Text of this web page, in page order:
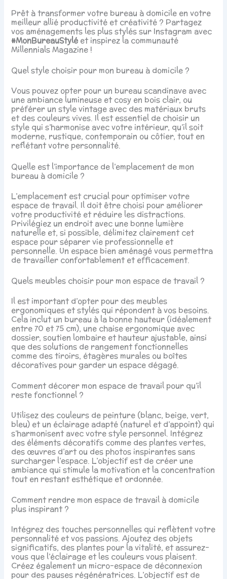
Prêt à transformer votre bureau à domicile en votre
meilleur allié productivité et créativité ? Partagez
vos aménagements les plus stylés sur Instagram avec
#MonBureauStyléet inspirez la communauté
Millennials Magazine !
Quel style choisir pour mon bureau à domicile ?
Vous pouvez opter pour un bureau scandinave avec
une ambiance lumineuse et cosy en bois clair, ou
préférer un style vintage avec des matériaux bruts
et des couleurs vives. Il est essentiel de choisir un
style qui s’harmonise avec votre intérieur, qu’il soit
moderne, rustique, contemporain ou côtier, tout en
reflétant votre personnalité.
Quelle est l’importance de l’emplacement de mon
bureau à domicile ?
L’emplacement est crucial pour optimiser votre
espace de travail. Il doit être choisi pour améliorer
votre productivité et réduire les distractions.
Privilégiez un endroit avec une bonne lumière
naturelle et, si possible, délimitez clairement cet
espace pour séparer vie professionnelle et
personnelle. Un espace bien aménagé vous permettra
de travailler confortablement et efficacement.
Quels meubles choisir pour mon espace de travail ?
Il est important d’opter pour des meubles
ergonomiques et stylés qui répondent à vos besoins.
Cela inclut un bureau à la bonne hauteur (idéalement
entre 70 et 75 cm), une chaise ergonomique avec
dossier, soutien lombaire et hauteur ajustable, ainsi
que des solutions de rangement fonctionnelles
comme des tiroirs, étagères murales ou boîtes
décoratives pour garder un espace dégagé.
Comment décorer mon espace de travail pour qu’il
reste fonctionnel ?
Utilisez des couleurs de peinture (blanc, beige, vert,
bleu) et un éclairage adapté (naturel et d’appoint) qui
s’harmonisent avec votre style personnel. Intégrez
des éléments décoratifs comme des plantes vertes,
des œuvres d’art ou des photos inspirantes sans
surcharger l’espace. L’objectif est de créer une
ambiance qui stimule la motivation et la concentration
tout en restant esthétique et ordonnée.
Comment rendre mon espace de travail à domicile
plus inspirant ?
Intégrez des touches personnelles qui reflètent votre
personnalité et vos passions. Ajoutez des objets
significatifs, des plantes pour la vitalité, et assurez-
vous que l’éclairage et les couleurs vous plaisent.
Créez également un micro-espace de déconnexion
pour des pauses régénératrices. L’objectif est de